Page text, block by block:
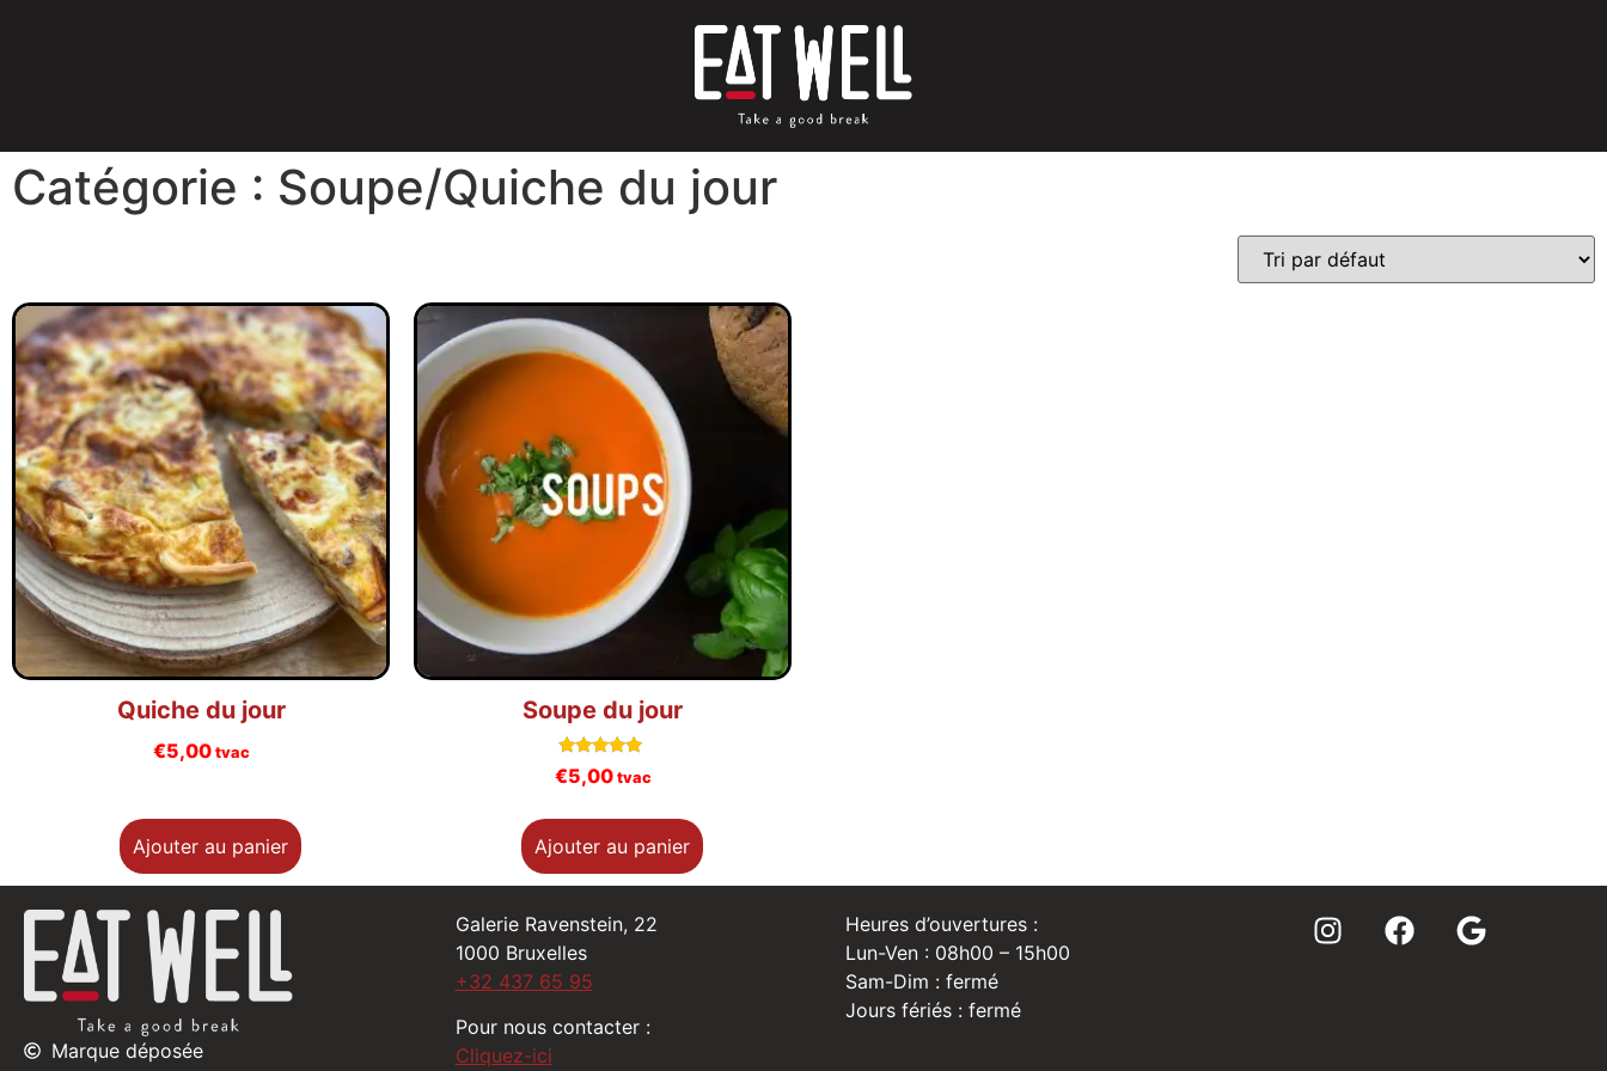
Catégorie : Soupe/Quiche du jour
Quiche du jour
€5,00 tvac
Ajouter au panier
Soupe du jour
Note
5.00
€5,00 tvac
Ajouter au panier
Marque déposée
Galerie Ravenstein, 22
1000 Bruxelles
+32 437 65 95
Pour nous contacter :
Cliquez-ici
Heures d’ouvertures :
Lun-Ven : 08h00 – 15h00
Sam-Dim : fermé
Jours fériés : fermé